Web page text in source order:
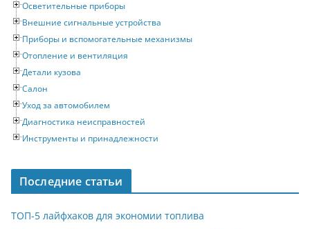
Осветительные приборы
Внешние сигнальные устройства
Приборы и вспомогательные механизмы
Отопление и вентиляция
Детали кузова
Салон
Уход за автомобилем
Диагностика неисправностей
Инструменты и принадлежности
Последние статьи
ТОП-5 лайфхаков для экономии топлива